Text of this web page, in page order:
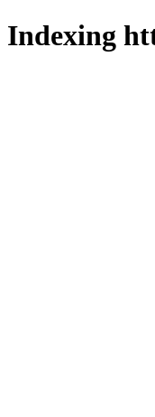
Indexing